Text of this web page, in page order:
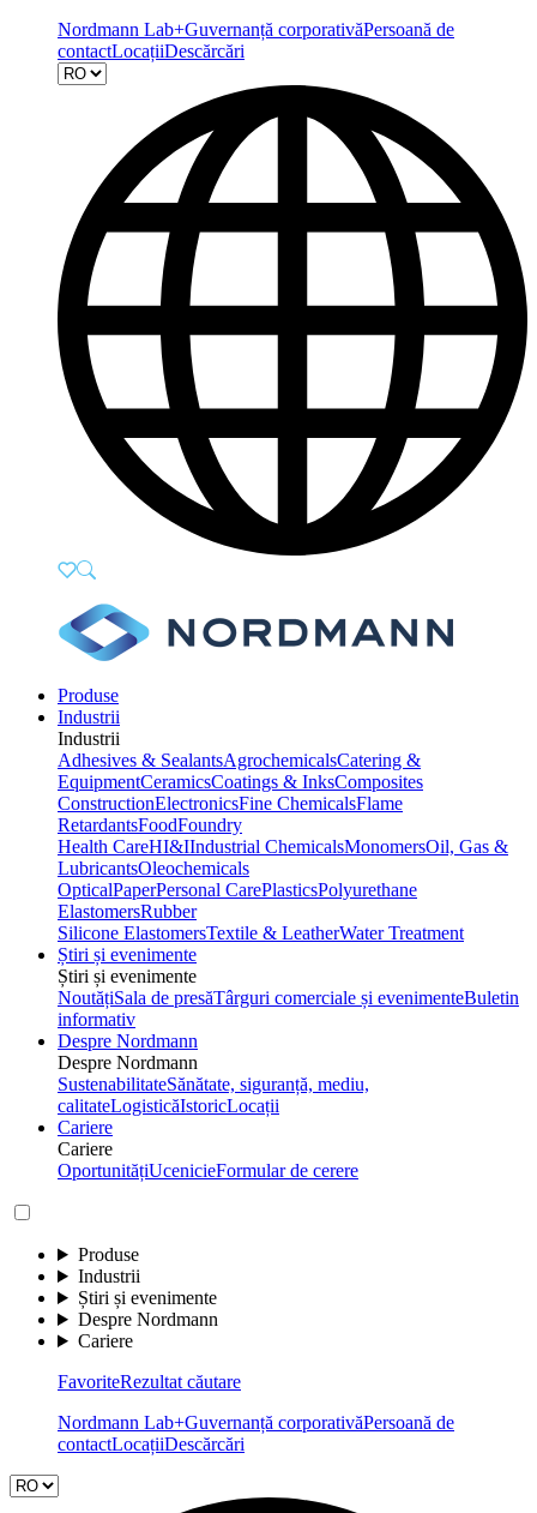
Nordmann Lab+Guvernanță corporativăPersoană de
contactLocațiiDescărcări
Produse
Industrii
Industrii
Adhesives & SealantsAgrochemicalsCatering &
EquipmentCeramicsCoatings & InksComposites
ConstructionElectronicsFine ChemicalsFlame
RetardantsFoodFoundry
Health CareHI&IIndustrial ChemicalsMonomersOil, Gas &
LubricantsOleochemicals
OpticalPaperPersonal CarePlasticsPolyurethane
ElastomersRubber
Silicone ElastomersTextile & LeatherWater Treatment
Știri și evenimente
Știri și evenimente
NoutățiSala de presăTârguri comerciale și evenimenteBuletin
informativ
Despre Nordmann
Despre Nordmann
SustenabilitateSănătate, siguranță, mediu,
calitateLogisticăIstoricLocații
Cariere
Cariere
OportunitățiUcenicieFormular de cerere
Produse
Industrii
Știri și evenimente
Despre Nordmann
Cariere
FavoriteRezultat căutare
Nordmann Lab+Guvernanță corporativăPersoană de
contactLocațiiDescărcări